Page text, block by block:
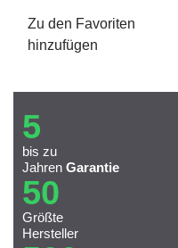
Zu den Favoriten
hinzufügen
5
bis zu
Jahren Garantie
50
Größte
Hersteller